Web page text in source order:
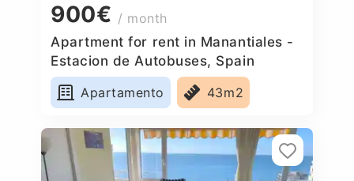
900€ / month
Apartment for rent in Manantiales -
Estacion de Autobuses, Spain
Apartamento
43m2